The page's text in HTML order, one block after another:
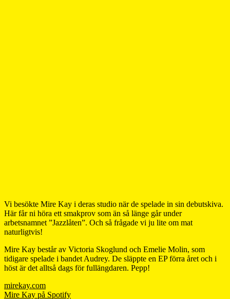
Vi besökte Mire Kay i deras studio när de spelade in sin debutskiva.
Här får ni höra ett smakprov som än så länge går under
arbetsnamnet ”Jazzlåten”. Och så frågade vi ju lite om mat
naturligtvis!
Mire Kay består av Victoria Skoglund och Emelie Molin, som
tidigare spelade i bandet Audrey. De släppte en EP förra året och i
höst är det alltså dags för fullängdaren. Pepp!
mirekay.com
Mire Kay på Spotify